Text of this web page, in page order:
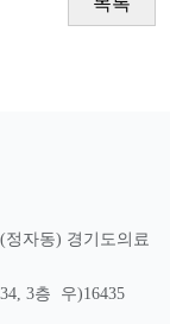
자동) 경기도의료
3층 우)16435